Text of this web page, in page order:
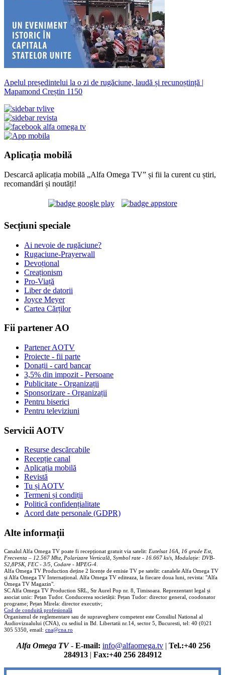
Apelul președintelui la o zi de rugăciune, laudă și recunoștință |
Mapamond Creștin 1150
Aplicația mobilă
Descarcă aplicația mobilă „Alfa Omega TV” și fii la curent cu știri,
recomandări și noutăți!
Secțiuni speciale
Ai nevoie de rugăciune?
Rugaciune-Prayerwall
Devoțional
Creaționism
Pro-Viață
Liber de datorii
Joyce Meyer
Cartea Cărților
Fii partener AO
Partener AOTV
Proiecte - fii parte
Donații - card bancar
3,5% din impozit - Persoane
Publicitate - Organizații
Sponsorizare - Organizații
Pentru biserici
Pentru televiziuni
Servicii AOTV
Resurse descărcabile
Recepție canal
Aplicația mobilă
Revistă
Tu și AOTV
Termeni și condiții
Politică confidențialitate
Acord date personale (GDPR)
Alte informații
Canalul Alfa Omega TV poate fi recepționat gratuit via satelit: Eutelsat 16A, 16 grade Est,
Frecventa – 12.567 Mhz, Polarizare Verticală, Symbol rate - 16.667 ks/s, Modulație: DVB-
S2,8PSK, FEC - 3/5, Codare - MPEG-4
Alfa Omega TV Production deține 2 licențe de emisie TV pe satelit: canalele Alfa Omega TV
și Alfa Omega TV Internațional. Alfa Omega TV editeaza, la fiecare doua luni, revista: "Alfa
Omega TV Magazin".
SC Alfa Omega TV Production SRL, Str Aurel Pop nr. 8, Timisoara. Reprezentant legal și
asociat unic: Pețan Tudor. Conducerea societății: Pețan Tudor: director general, coodonator
programe; Pețan Mirela: director executiv;
Cod de conduită profesională
Organismul de reglementare sau de supraveghere competent este Consiliul National al
Audiovizualului (CNA), cu sediul in Bd. Libertatii nr.14, sector 5, Bucuresti, tel: 40 (0)21
305 5350, email: cna@cna.ro
Alfa Omega TV- E-mail: info@alfaomega.tv | Tel.:+40 256
284913| Fax:+40 256 284912